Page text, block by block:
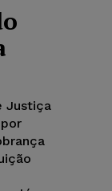
Justiça